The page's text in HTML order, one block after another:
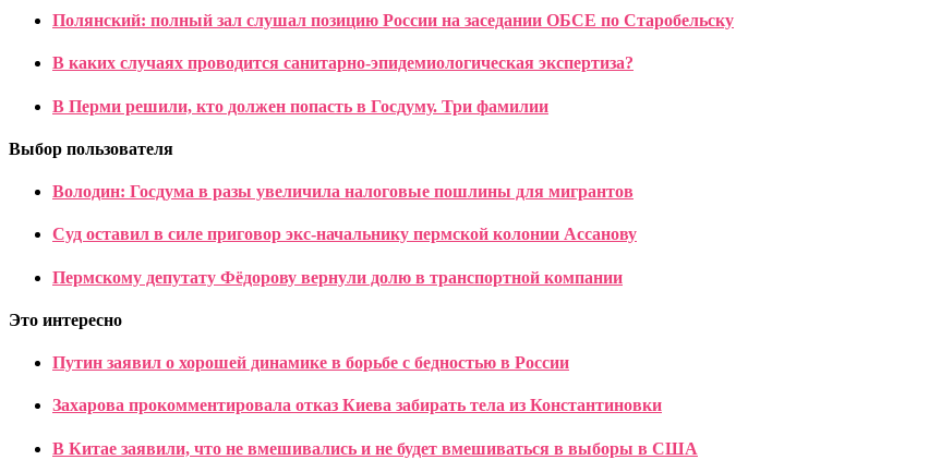
Полянский: полный зал слушал позицию России на заседании ОБСЕ по Старобельску
В каких случаях проводится санитарно-эпидемиологическая экспертиза?
В Перми решили, кто должен попасть в Госдуму. Три фамилии
Выбор пользователя
Володин: Госдума в разы увеличила налоговые пошлины для мигрантов
Суд оставил в силе приговор экс-начальнику пермской колонии Ассанову
Пермскому депутату Фёдорову вернули долю в транспортной компании
Это интересно
Путин заявил о хорошей динамике в борьбе с бедностью в России
Захарова прокомментировала отказ Киева забирать тела из Константиновки
В Китае заявили, что не вмешивались и не будет вмешиваться в выборы в США